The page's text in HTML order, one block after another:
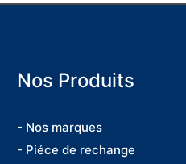
Nos Produits
- Nos marques
- Piéce de rechange